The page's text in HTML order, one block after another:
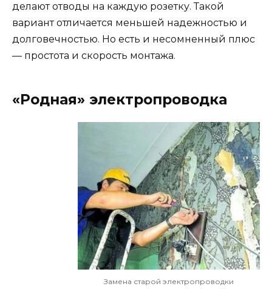
делают отводы на каждую розетку. Такой
вариант отличается меньшей надежностью и
долговечностью. Но есть и несомненный плюс
— простота и скорость монтажа.
«Родная» электропроводка
Замена старой электропроводки